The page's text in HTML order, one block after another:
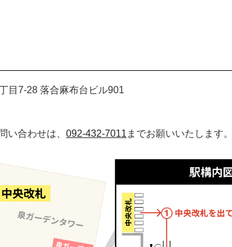
目7-28 落合麻布台ビル901
合わせは、 092-432-7011 までお願いいたします。